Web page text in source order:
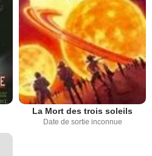
La Mort des trois soleils
Date de sortie inconnue